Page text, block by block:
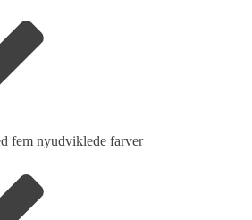
fem nyudviklede farver